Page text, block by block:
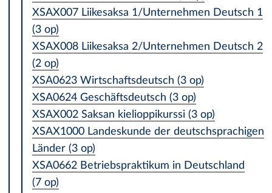
XSAX007 Liikesaksa 1/Unternehmen Deutsch 1
(3 op)
XSAX008 Liikesaksa 2/Unternehmen Deutsch 2
(2 op)
XSA0623 Wirtschaftsdeutsch (3 op)
XSA0624 Geschäftsdeutsch (3 op)
XSAX002 Saksan kielioppikurssi (3 op)
XSAX1000 Landeskunde der deutschsprachigen
Länder (3 op)
XSA0662 Betriebspraktikum in Deutschland
(7 op)